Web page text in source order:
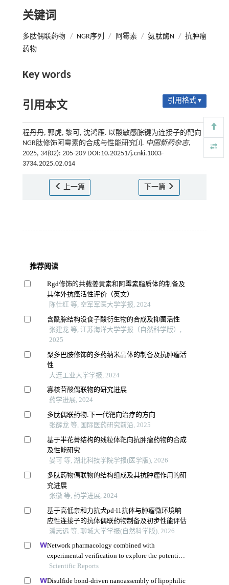
关键词
多肽偶联药物 / NGR序列 / 阿霉素 / 氨肽酶N / 抗肿瘤
药物
Key words
引用本文 引用格式 ▾
程丹丹, 郭虎, 黎可, 沈鸿雁. 以酸敏感腙键为连接子的靶向
NGR肽修饰阿霉素的合成与性能研究[J]. 中国新药杂志,
2025, 34(02): 205-209 DOI:10.20251/j.cnki.1003-
3734.2025.02.014
上一篇 下一篇